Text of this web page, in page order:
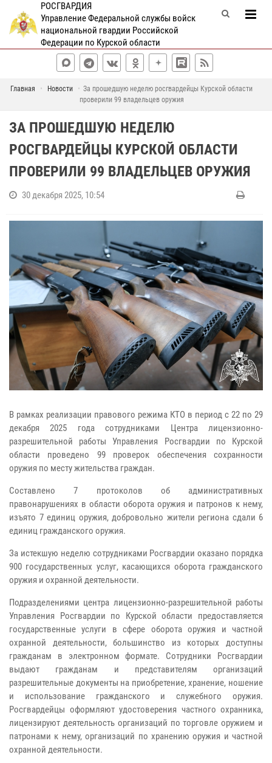
РОСГВАРДИЯ
Управление Федеральной службы войск
национальной гвардии Российской
Федерации по Курской области
Главная Новости
За прошедшую неделю росгвардейцы Курской области
проверили 99 владельцев оружия
ЗА ПРОШЕДШУЮ НЕДЕЛЮ
РОСГВАРДЕЙЦЫ КУРСКОЙ ОБЛАСТИ
ПРОВЕРИЛИ 99 ВЛАДЕЛЬЦЕВ ОРУЖИЯ
30 декабря 2025, 10:54
В рамках реализации правового режима КТО в период с 22 по 29
декабря 2025 года сотрудниками Центра лицензионно-
разрешительной работы Управления Росгвардии по Курской
области проведено 99 проверок обеспечения сохранности
оружия по месту жительства граждан.
Составлено 7 протоколов об административных
правонарушениях в области оборота оружия и патронов к нему,
изъято 7 единиц оружия, добровольно жители региона сдали 6
единиц гражданского оружия.
За истекшую неделю сотрудниками Росгвардии оказано порядка
900 государственных услуг, касающихся оборота гражданского
оружия и охранной деятельности.
Подразделениями центра лицензионно-разрешительной работы
Управления Росгвардии по Курской области предоставляется
государственные услуги в сфере оборота оружия и частной
охранной деятельности, большинство из которых доступны
гражданам в электронном формате. Сотрудники Росгвардии
выдают гражданам и представителям организаций
разрешительные документы на приобретение, хранение, ношение
и использование гражданского и служебного оружия.
Росгвардейцы оформляют удостоверения частного охранника,
лицензируют деятельность организаций по торговле оружием и
патронами к нему, организаций по хранению оружия и частной
охранной деятельности.